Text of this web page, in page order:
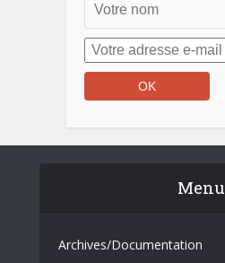
Menu
Archives/Documentation